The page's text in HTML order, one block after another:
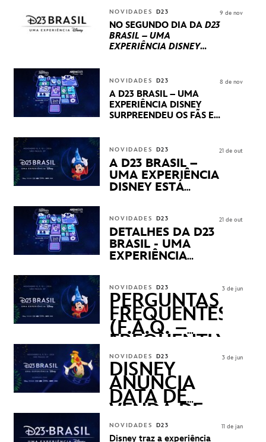
INTERNACIONAIS E
PRODUÇÕES BRASILEIRAS
NOVIDADES D23
NO SEGUNDO DIA DA D23
BRASIL – UMA
EXPERIÊNCIA DISNEY
STUDIOS REVELARAM
PRÉVIAS E NOVIDADES
DOS SEUS PRÓXIMOS
LANÇAMENTOS
9 de nov
NOVIDADES D23
A D23 BRASIL – UMA
EXPERIÊNCIA DISNEY
SURPREENDEU OS FÃS EM
APRESENTAÇÕES E
PRODUTOS EXCLUSIVOS
NO TRANSAMÉRICA EXPO
CENTER EM SÃO PAULO
8 de nov
NOVIDADES D23
A D23 BRASIL –
UMA EXPERIÊNCIA
DISNEY ESTÁ
21 de out
NOVIDADES D23
DETALHES DA D23
BRASIL - UMA
EXPERIÊNCIA
21 de out
NOVIDADES D23
PERGUNTAS
FREQUENTES
(F.A.Q. –
FREQUENTLY
ASKED
QUESTIONS)
3 de jun
NOVIDADES D23
DISNEY
ANUNCIA
DATA DE
VENDA DE
INGRESSOS
3 de jun
NOVIDADES D23
Disney traz a experiência
11 de jan